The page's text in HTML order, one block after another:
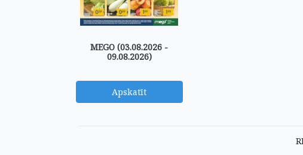
MEGO (03.08.2026 -
09.08.2026)
Apskatīt